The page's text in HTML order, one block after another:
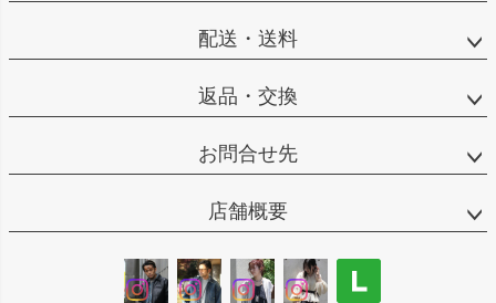
配送・送料
返品・交換
お問合せ先
店舗概要